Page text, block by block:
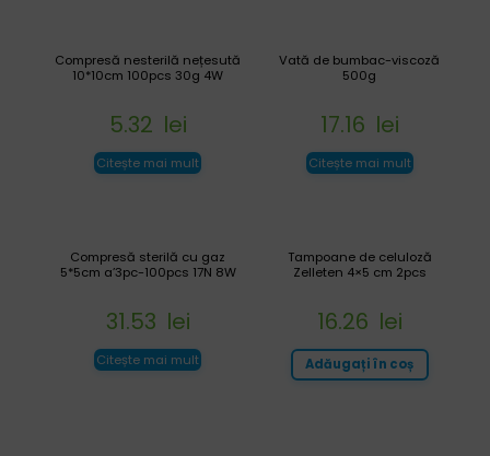
Vată de bumbac-viscoză
500g
17.16 lei
Citește mai mult
Compresă nesterilă nețesută
10*10cm 100pcs 30g 4W
5.32 lei
Citește mai mult
Tampoane de celuloză
Zelleten 4×5 cm 2pcs
16.26 lei
Adăugați în coș
Compresă sterilă cu gaz
5*5cm a’3pc-100pcs 17N 8W
31.53 lei
Citește mai mult